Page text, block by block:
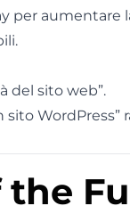
per aumentare
del sito web”.
sito